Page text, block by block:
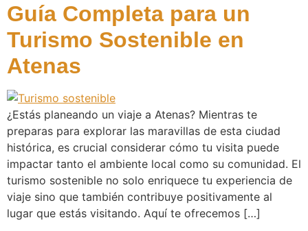
Guía Completa para un
Turismo Sostenible en
Atenas
¿Estás planeando un viaje a Atenas? Mientras te
preparas para explorar las maravillas de esta ciudad
histórica, es crucial considerar cómo tu visita puede
impactar tanto el ambiente local como su comunidad. El
turismo sostenible no solo enriquece tu experiencia de
viaje sino que también contribuye positivamente al
lugar que estás visitando. Aquí te ofrecemos […]